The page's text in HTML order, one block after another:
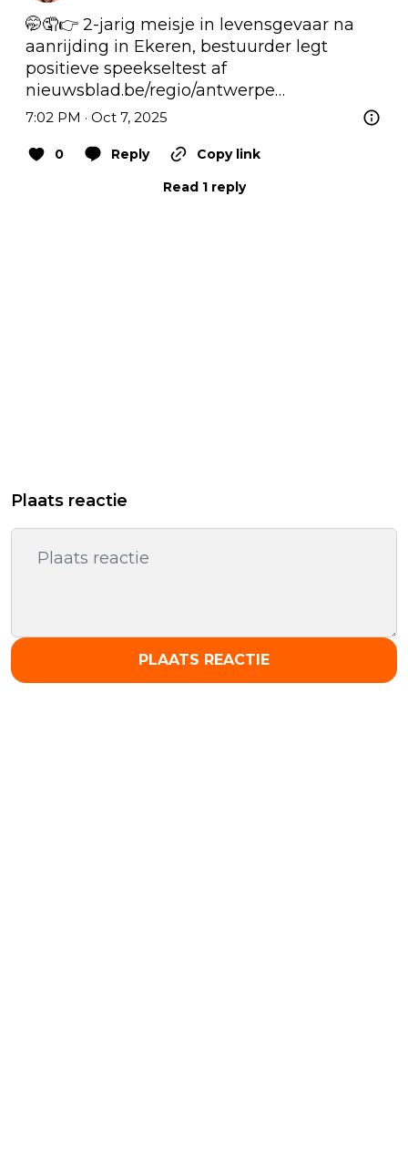
🤭🤦👉 2-jarig meisje in levensgevaar na
aanrijding in Ekeren, bestuurder legt
positieve speekseltest af
nieuwsblad.be/regio/antwerpe…
7:02 PM · Oct 7, 2025
0 Reply
Copy link
Read 1 reply
Plaats reactie
PLAATS REACTIE